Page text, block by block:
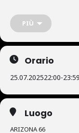
PIÙ
Orario
25.07.202522:00-23:59
Luogo
ARIZONA 66